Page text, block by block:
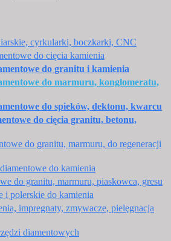
cyrkularki, boczkarki, CNC
do cięcia kamienia
do granitu i kamienia
do marmuru, konglomeratu,
do spieków, dektonu, kwarcu
do cięcia granitu, betonu,
do granitu, marmuru, do regeneracji
do kamienia
do granitu, marmuru, piaskowca, gresu
i polerskie do kamienia
impregnaty, zmywacze, pielęgnacja
diamentowych